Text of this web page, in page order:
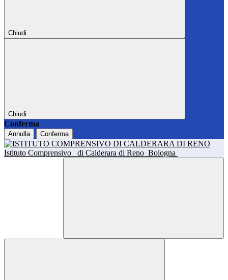
Chiudi
Chiudi
Conferma
Annulla Conferma
Istituto Comprensivo di Calderara di Reno Bologna